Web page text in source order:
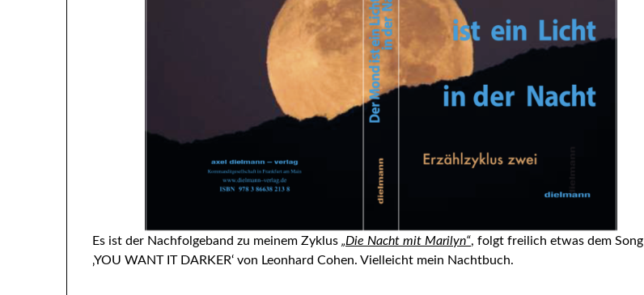
Es ist der Nachfolgeband zu meinem Zyklus„Die Nacht mit Marilyn“, folgt freilich etwas dem Song
‚YOU WANT IT DARKER‘ von Leonhard Cohen. Vielleicht mein Nachtbuch.